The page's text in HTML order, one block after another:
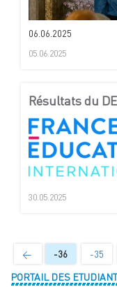
06.06.2025
05.06.2025
Résultats du
30.05.2025
← -36 -35
PORTAIL DES